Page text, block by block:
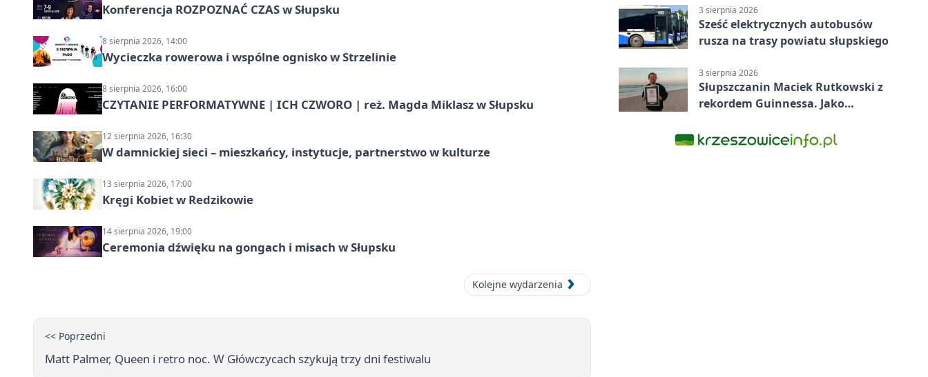
Konferencja ROZPOZNAĆ CZAS w Słupsku
8 sierpnia 2026, 14:00
Wycieczka rowerowa i wspólne ognisko w Strzelinie
8 sierpnia 2026, 16:00
CZYTANIE PERFORMATYWNE | ICH CZWORO | reż. Magda Miklasz w Słupsku
12 sierpnia 2026, 16:30
W damnickiej sieci – mieszkańcy, instytucje, partnerstwo w kulturze
13 sierpnia 2026, 17:00
Kręgi Kobiet w Redzikowie
14 sierpnia 2026, 19:00
Ceremonia dźwięku na gongach i misach w Słupsku
Kolejne wydarzenia
<< Poprzedni
Matt Palmer, Queen i retro noc. W Główczycach szykują trzy dni festiwalu
3 sierpnia 2026
Sześć elektrycznych autobusów
rusza na trasy powiatu słupskiego
3 sierpnia 2026
Słupszczanin Maciek Rutkowski z
rekordem Guinnessa. Jako
Bałtyk na desce windsurfingowej